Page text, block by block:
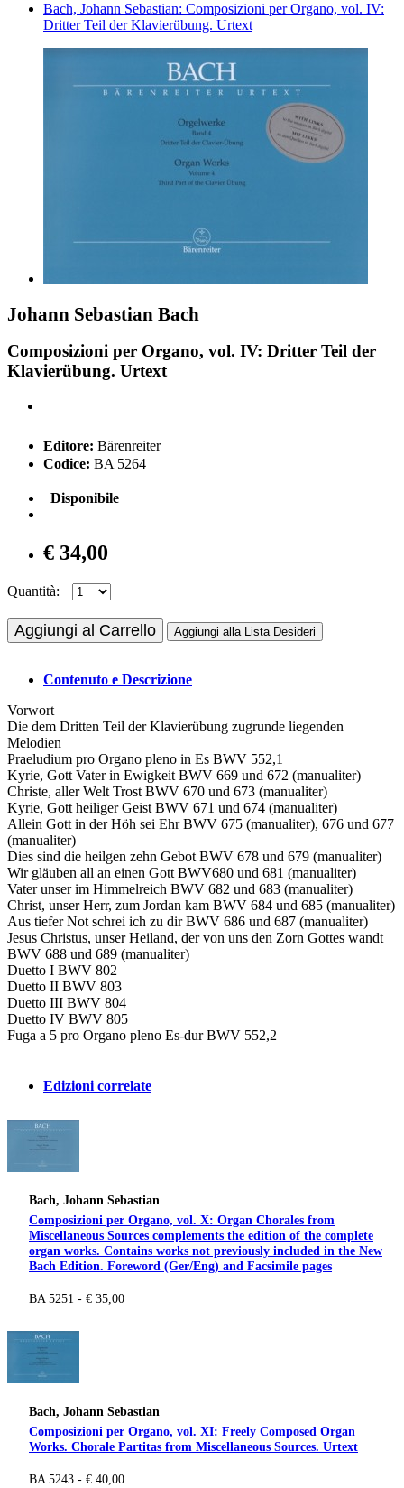
Bach, Johann Sebastian: Composizioni per Organo, vol. IV:
Dritter Teil der Klavierübung. Urtext
Johann Sebastian Bach
Composizioni per Organo, vol. IV: Dritter Teil der
Klavierübung. Urtext
Editore: Bärenreiter
Codice: BA 5264
Disponibile
€ 34,00
Quantità:
Aggiungi al Carrello Aggiungi alla Lista Desideri
Contenuto e Descrizione
Vorwort
Die dem Dritten Teil der Klavierübung zugrunde liegenden
Melodien
Praeludium pro Organo pleno in Es BWV 552,1
Kyrie, Gott Vater in Ewigkeit BWV 669 und 672 (manualiter)
Christe, aller Welt Trost BWV 670 und 673 (manualiter)
Kyrie, Gott heiliger Geist BWV 671 und 674 (manualiter)
Allein Gott in der Höh sei Ehr BWV 675 (manualiter), 676 und 677
(manualiter)
Dies sind die heilgen zehn Gebot BWV 678 und 679 (manualiter)
Wir gläuben all an einen Gott BWV680 und 681 (manualiter)
Vater unser im Himmelreich BWV 682 und 683 (manualiter)
Christ, unser Herr, zum Jordan kam BWV 684 und 685 (manualiter)
Aus tiefer Not schrei ich zu dir BWV 686 und 687 (manualiter)
Jesus Christus, unser Heiland, der von uns den Zorn Gottes wandt
BWV 688 und 689 (manualiter)
Duetto I BWV 802
Duetto II BWV 803
Duetto III BWV 804
Duetto IV BWV 805
Fuga a 5 pro Organo pleno Es-dur BWV 552,2
Edizioni correlate
Bach, Johann Sebastian
Composizioni per Organo, vol. X: Organ Chorales from
Miscellaneous Sources complements the edition of the complete
organ works. Contains works not previously included in the New
Bach Edition. Foreword (Ger/Eng) and Facsimile pages
BA 5251 - € 35,00
Bach, Johann Sebastian
Composizioni per Organo, vol. XI: Freely Composed Organ
Works. Chorale Partitas from Miscellaneous Sources. Urtext
BA 5243 - € 40,00